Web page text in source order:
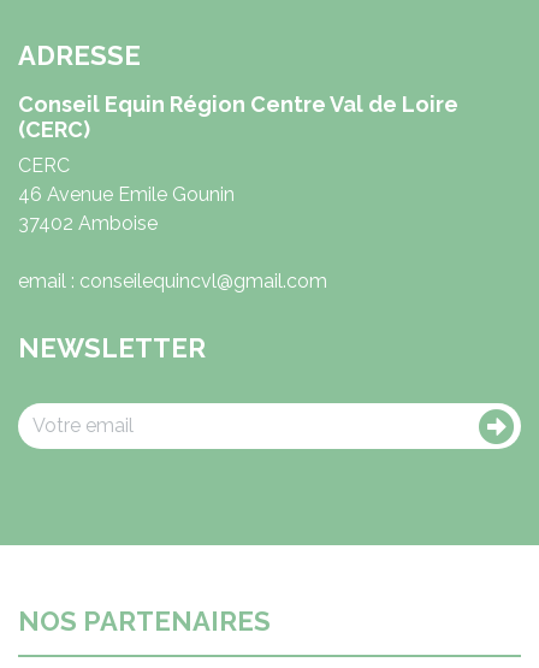
ADRESSE
Conseil Equin Région Centre Val de Loire
(CERC)
CERC
46 Avenue Emile Gounin
37402 Amboise
email : conseilequincvl@gmail.com
NEWSLETTER
NOS PARTENAIRES